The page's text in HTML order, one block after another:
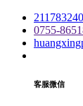
0755-
客服微信